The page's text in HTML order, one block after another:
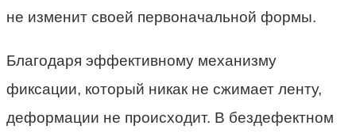
не изменит своей первоначальной формы.
Благодаря эффективному механизму
фиксации, который никак не сжимает ленту,
деформации не происходит. В бездефектном